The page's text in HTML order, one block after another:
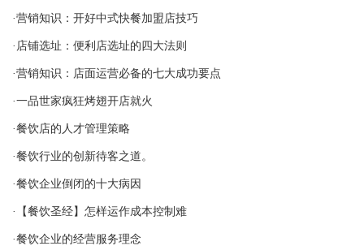
·营销知识：开好中式快餐加盟店技巧
·店铺选址：便利店选址的四大法则
·营销知识：店面运营必备的七大成功要点
·一品世家疯狂烤翅开店就火
·餐饮店的人才管理策略
·餐饮行业的创新待客之道。
·餐饮企业倒闭的十大病因
·【餐饮圣经】怎样运作成本控制难
·餐饮企业的经营服务理念